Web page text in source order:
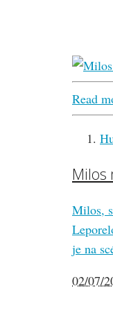
Read
Milos
Milos,
je na
02/07/